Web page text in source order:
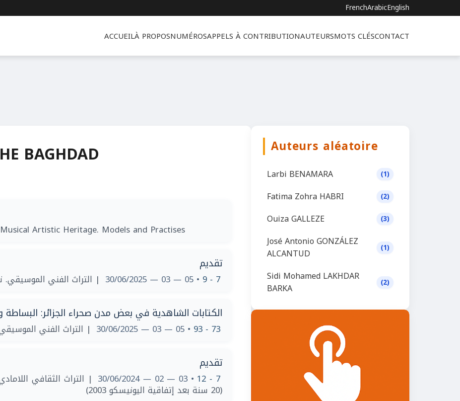
FrenchArabicEnglish
ACCUEILÀ PROPOSNUMÉROSAPPELS À CONTRIBUTIONAUTEURSMOTS CLÉSCONTACT
BAGHDAD
Artistic Heritage. Models and Practises
تقديم
7 - 9
• 05 — 03 — 30/06/2025 | ‫التراث الفني الموسيقي. نماذج و ممارسات
الكتابات الشاهدية في بعض مدن صحراء الجزائر: البساطة
73 - 93
• 05 — 03 — 30/06/2025 | ‫التراث الفني الموسيقي. نماذج و ممارسات
تقديم
7 - 12
• 03 — 02 — 30/06/2024 | التراث الثقافي
(20 سنة بعد إتفاقية اليونيسكو 2003)
Auteurs aléatoire
Larbi BENAMARA (1)
Fatima Zohra HABRI (2)
Ouiza GALLEZE (3)
José Antonio GONZÁLEZ
ALCANTUD
(1)
Sidi Mohamed LAKHDAR
BARKA
(2)